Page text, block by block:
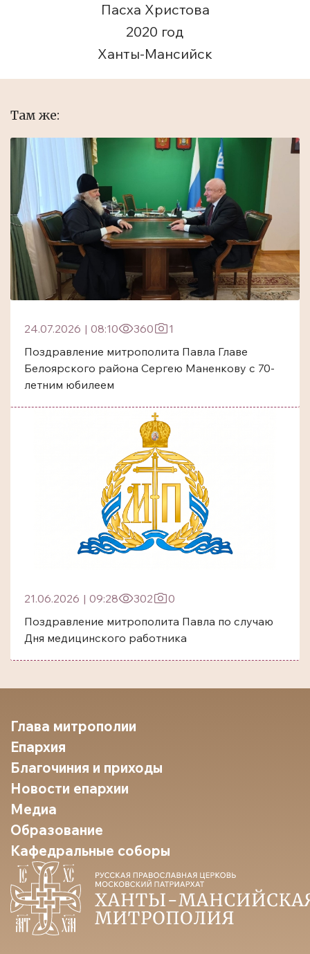
Пасха Христова
2020 год
Ханты-Мансийск
Там же:
24.07.2026 | 08:10 360
1
Поздравление митрополита Павла Главе
Белоярского района Сергею Маненкову с 70-
летним юбилеем
21.06.2026 | 09:28 302
0
Поздравление митрополита Павла по случаю
Дня медицинского работника
Глава митрополии
Епархия
Благочиния и приходы
Новости епархии
Медиа
Образование
Кафедральные соборы